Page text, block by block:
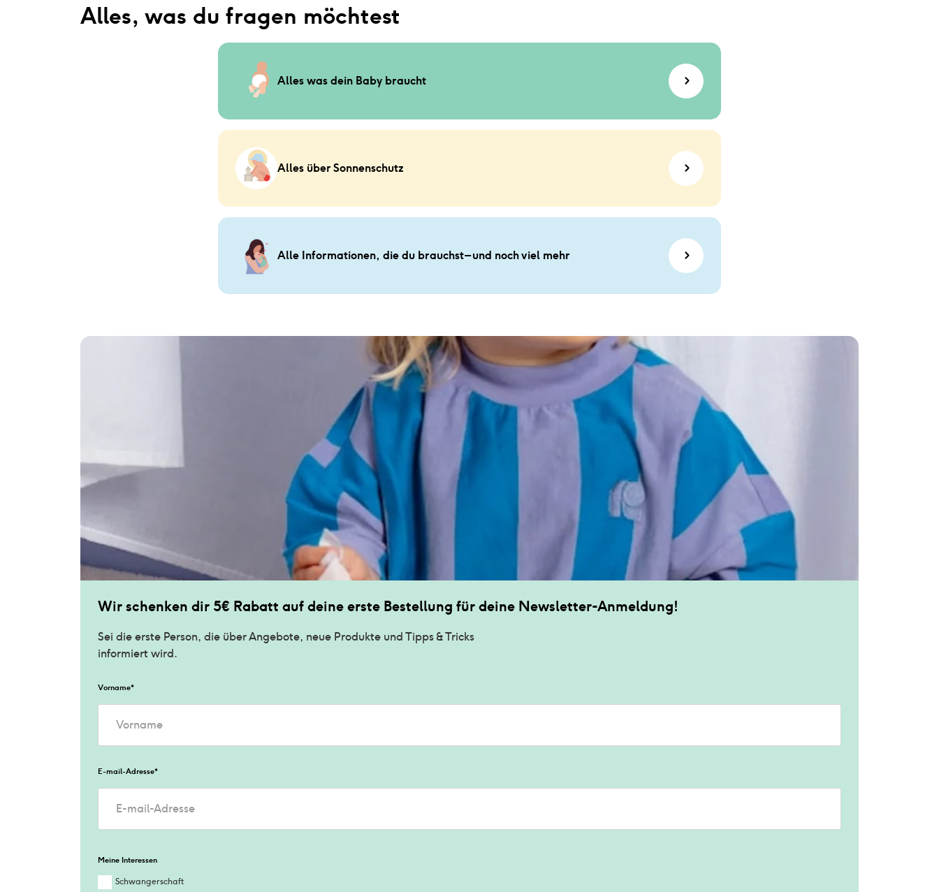
Alles, was du fragen möchtest
Alles was dein Baby braucht
Alles über Sonnenschutz
Alle Informationen, die du brauchst – und noch viel mehr
Wir schenken dir 5€ Rabatt auf deine erste Bestellung für deine Newsletter-Anmeldung!
Sei die erste Person, die über Angebote, neue Produkte und Tipps & Tricks
informiert wird.
Vorname*
E-mail-Adresse*
Meine Interessen
Schwangerschaft